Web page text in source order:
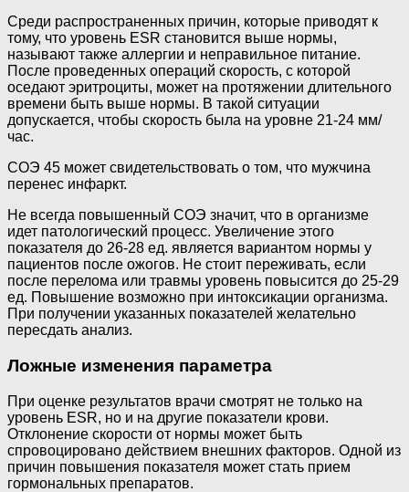
Среди распространенных причин, которые приводят к
тому, что уровень ESR становится выше нормы,
называют также аллергии и неправильное питание.
После проведенных операций скорость, с которой
оседают эритроциты, может на протяжении длительного
времени быть выше нормы. В такой ситуации
допускается, чтобы скорость была на уровне 21-24 мм/
час.
СОЭ 45 может свидетельствовать о том, что мужчина
перенес инфаркт.
Не всегда повышенный СОЭ значит, что в организме
идет патологический процесс. Увеличение этого
показателя до 26-28 ед. является вариантом нормы у
пациентов после ожогов. Не стоит переживать, если
после перелома или травмы уровень повысится до 25-29
ед. Повышение возможно при интоксикации организма.
При получении указанных показателей желательно
пересдать анализ.
Ложные изменения параметра
При оценке результатов врачи смотрят не только на
уровень ESR, но и на другие показатели крови.
Отклонение скорости от нормы может быть
спровоцировано действием внешних факторов. Одной из
причин повышения показателя может стать прием
гормональных препаратов.